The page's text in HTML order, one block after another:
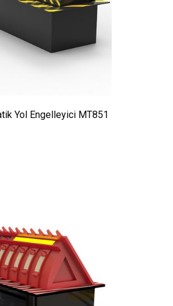
Yol Engelleyici MT851